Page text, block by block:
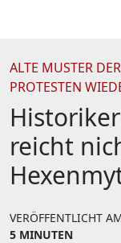
ALTE MUSTER
PROTESTEN
reicht
VERÖFFENTLICHT
5 MINUTEN